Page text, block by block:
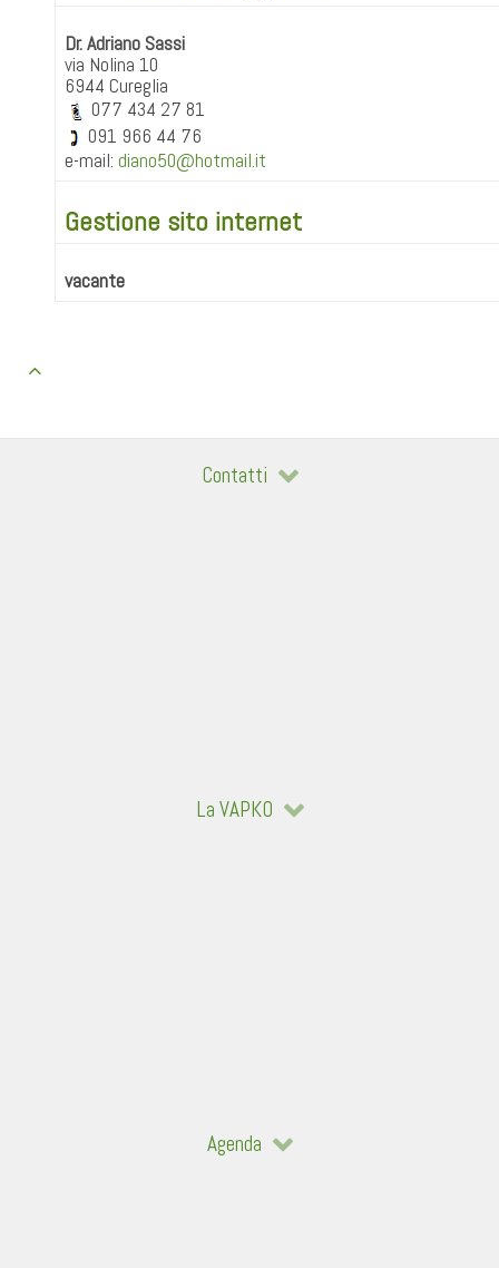
Dr. Adriano Sassi
via Nolina 10
6944 Cureglia
077 434 27 81
091 966 44 76
e-mail: diano50@hotmail.it
Gestione sito internet
vacante
Contatti
La VAPKO
Agenda